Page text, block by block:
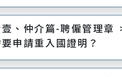
、仲介篇-聘僱管理章
申請重入國證明？